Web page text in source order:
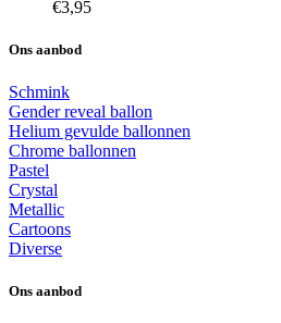
€3,95
Ons aanbod
Schmink
Gender reveal ballon
Helium gevulde ballonnen
Chrome ballonnen
Pastel
Crystal
Metallic
Cartoons
Diverse
Ons aanbod